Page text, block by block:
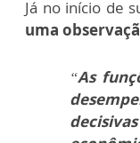
Já no início de
uma
“As